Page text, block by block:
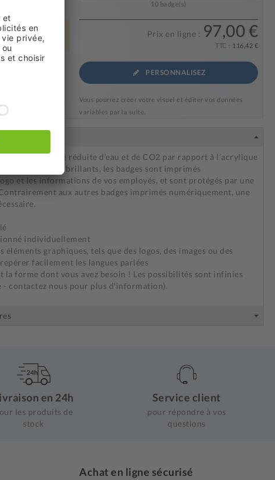
10 badge(s)
Prix en ligne : 97,00 €
TTC : 116,42 €
PERSONNALISEZ
Vous pourrez créer votre visuel et éditer vos données
variables par la suite.
une quantité réduite d’eau et de CO2 par rapport à l’acrylique
Épais et brillants, les badges sont imprimés
et les informations de vos employés, et sont protégés par une
aux autres badges imprimés numériquement, une
individuellement
éléments graphiques, tels que des logos, des images ou des
facilement les langues parlées
la forme dont vous avez besoin ! Les possibilités sont infinies
- contactez nous pour plus d'information).
en 24h
les produits de
stock
Service client
pour répondre à vos
questions
Achat en ligne sécurisé